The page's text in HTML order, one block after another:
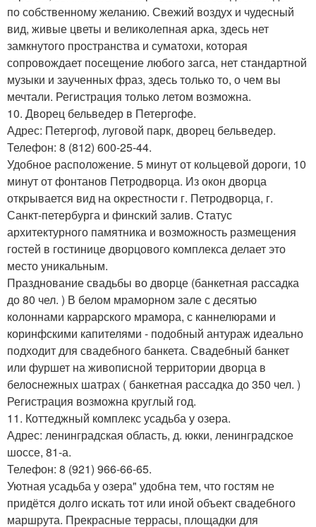
по собственному желанию. Свежий воздух и чудесный
вид, живые цветы и великолепная арка, здесь нет
замкнутого пространства и суматохи, которая
сопровождает посещение любого загса, нет стандартной
музыки и заученных фраз, здесь только то, о чем вы
мечтали. Регистрация только летом возможна.
10. Дворец бельведер в Петергофе.
Адрес: Петергоф, луговой парк, дворец бельведер.
Телефон: 8 (812) 600-25-44.
Удобное расположение. 5 минут от кольцевой дороги, 10
минут от фонтанов Петродворца. Из окон дворца
открывается вид на окрестности г. Петродворца, г.
Санкт-петербурга и финский залив. Cтатус
архитектурного памятника и возможность размещения
гостей в гостинице дворцового комплекса делает это
место уникальным.
Празднование свадьбы во дворце (банкетная рассадка
до 80 чел. ) В белом мраморном зале с десятью
колоннами каррарского мрамора, с каннелюрами и
коринфскими капителями - подобный антураж идеально
подходит для свадебного банкета. Свадебный банкет
или фуршет на живописной территории дворца в
белоснежных шатрах ( банкетная рассадка до 350 чел. )
Регистрация возможна круглый год.
11. Коттеджный комплекс усадьба у озера.
Адрес: ленинградская область, д. юкки, ленинградское
шоссе, 81-а.
Телефон: 8 (921) 966-66-65.
Уютная усадьба у озера" удобна тем, что гостям не
придётся долго искать тот или иной объект свадебного
маршрута. Прекрасные террасы, площадки для